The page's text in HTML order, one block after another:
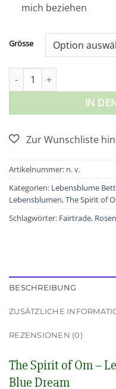
mich beziehen
Grösse
The Spirit of Om -
IN
Artikelnummer: n. v.
Kategorien: Lebensblume
Lebensblumen,The Spirit of
Schlagwörter: Fairtrade,
BESCHREIBUNG
ZUSÄTZLICHE
REZENSIONEN (0)
The Spirit of Om –
Blue Dream